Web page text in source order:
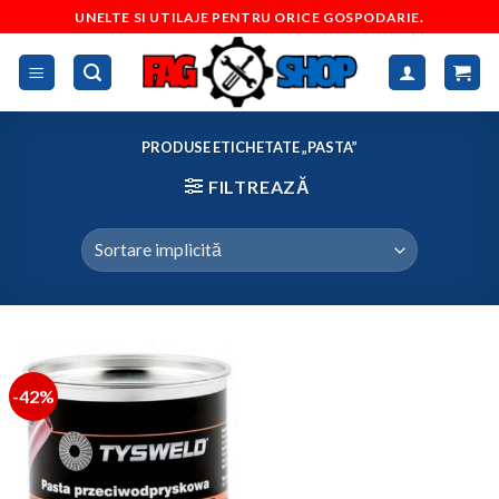
to
content
UNELTE SI UTILAJE PENTRU ORICE GOSPODARIE.
PRODUSE ETICHETATE „PASTA”
FILTREAZĂ
-42%